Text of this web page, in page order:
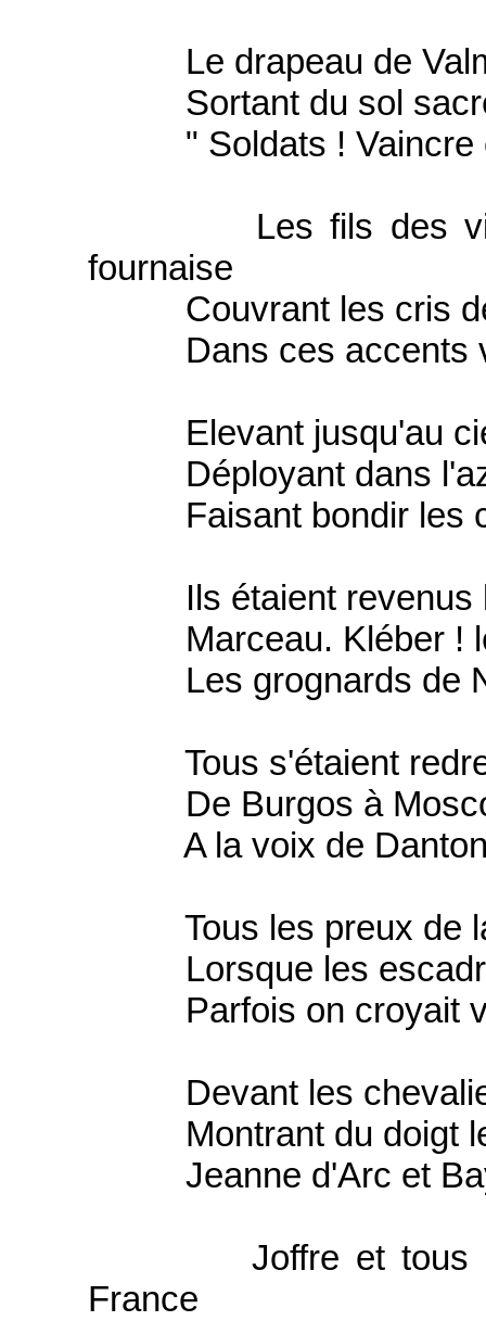
Le drapeau de
Sortant du sol sacré
" Soldats ! Vaincre
Les fils des vieux
fournaise
Couvrant les cris
Dans ces accents
Elevant jusqu'au ciel
Déployant dans
Faisant bondir les
Ils étaient revenus
Marceau. Kléber !
Les grognards de
Tous s'étaient
De Burgos à
A la voix de
Tous les preux de la
Lorsque les
Parfois on croyait
Devant les
Montrant du doigt le
Jeanne d'Arc et
Joffre et tous ses
France